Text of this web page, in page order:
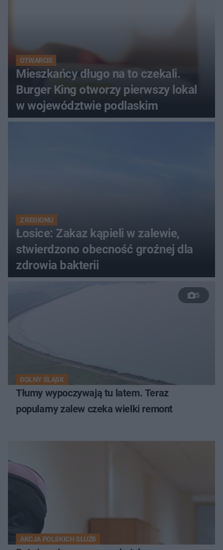
OTWARCIE
Mieszkańcy długo na to czekali.
Burger King otworzy pierwszy lokal
w województwie podlaskim
Z REGIONU
Łosice: Zakaz kąpieli w zalewie,
stwierdzono obecność groźnej dla
zdrowia bakterii
5
DOLNY ŚLĄSK
Tłumy wypoczywają tu latem. Teraz
popularny zalew czeka wielki remont
AKCJA POLSKICH SŁUŻB